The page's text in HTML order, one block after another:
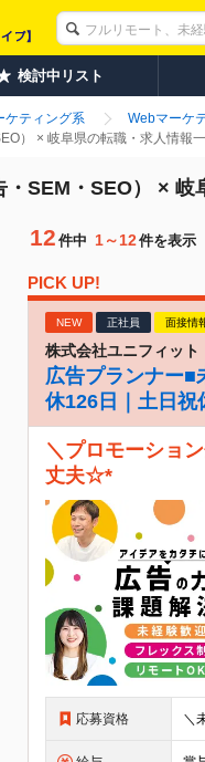
検討中リスト
ケティング系 Webマーケ
） × 岐阜県の転職・求人情報
SEM・SEO） × 岐
12 件中 1～12件を表示
PICK UP!
NEW 正社員 面接情
株式会社ユニフィット
広告プランナー■
休126日｜土日祝
＼プロモーショ
丈夫☆*
応募資格